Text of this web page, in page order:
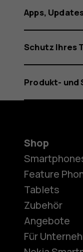
Apps,
Schutz Ihres
Produkt- und
Shop
Feature
Tablets
Zubehör
Angebote
Für